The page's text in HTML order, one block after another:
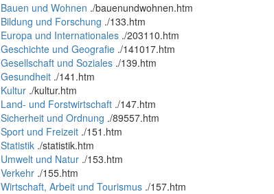
Bauen und Wohnen ./bauenundwohnen.htm
Bildung und Forschung ./133.htm
Europa und Internationales ./203110.htm
Geschichte und Geografie ./141017.htm
Gesellschaft und Soziales ./139.htm
Gesundheit ./141.htm
Kultur ./kultur.htm
Land- und Forstwirtschaft ./147.htm
Sicherheit und Ordnung ./89557.htm
Sport und Freizeit ./151.htm
Statistik ./statistik.htm
Umwelt und Natur ./153.htm
Verkehr ./155.htm
Wirtschaft, Arbeit und Tourismus ./157.htm